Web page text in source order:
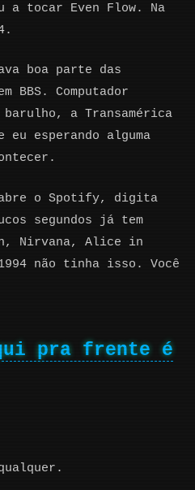
a tocar Even Flow. Na
boa parte das
BBS. Computador
barulho, a Transamérica
eu esperando alguma
abre o Spotify, digita
segundos já tem
Nirvana, Alice in
não tinha isso. Você
pra frente é